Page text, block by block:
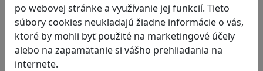
po webovej stránke a využívanie jej funkcií. Tieto
súbory cookies neukladajú žiadne informácie o vás,
ktoré by mohli byť použité na marketingové účely
alebo na zapamätanie si vášho prehliadania na
internete.
Čítanie s porozumením
Digitálna rovnováha
Ekológia
Globálne vzdelávanie